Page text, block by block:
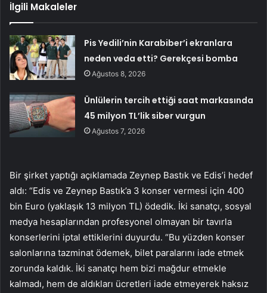
İlgili Makaleler
Pis Yedili’nin Karabiber’i ekranlara
neden veda etti? Gerekçesi bomba
Ağustos 8, 2026
Ünlülerin tercih ettiği saat markasında
45 milyon TL’lik siber vurgun
Ağustos 7, 2026
Bir şirket yaptığı açıklamada Zeynep Bastık ve Edis’i hedef
aldı: “Edis ve Zeynep Bastık’a 3 konser vermesi için 400
bin Euro (yaklaşık 13 milyon TL) ödedik. İki sanatçı, sosyal
medya hesaplarından profesyonel olmayan bir tavırla
konserlerini iptal ettiklerini duyurdu. “Bu yüzden konser
salonlarına tazminat ödemek, bilet paralarını iade etmek
zorunda kaldık. İki sanatçı hem bizi mağdur etmekle
kalmadı, hem de aldıkları ücretleri iade etmeyerek haksız